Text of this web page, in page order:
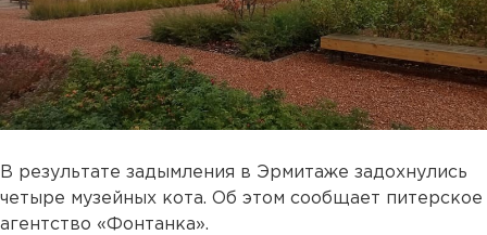
В результате задымления в Эрмитаже задохнулись
четыре музейных кота. Об этом сообщает питерское
агентство «Фонтанка».